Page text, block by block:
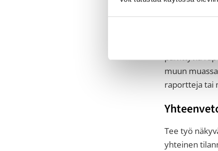
ja milloin?
yksittäisellä
päivittyviä
muun
raportteja tai
Tee työ
yhteinen